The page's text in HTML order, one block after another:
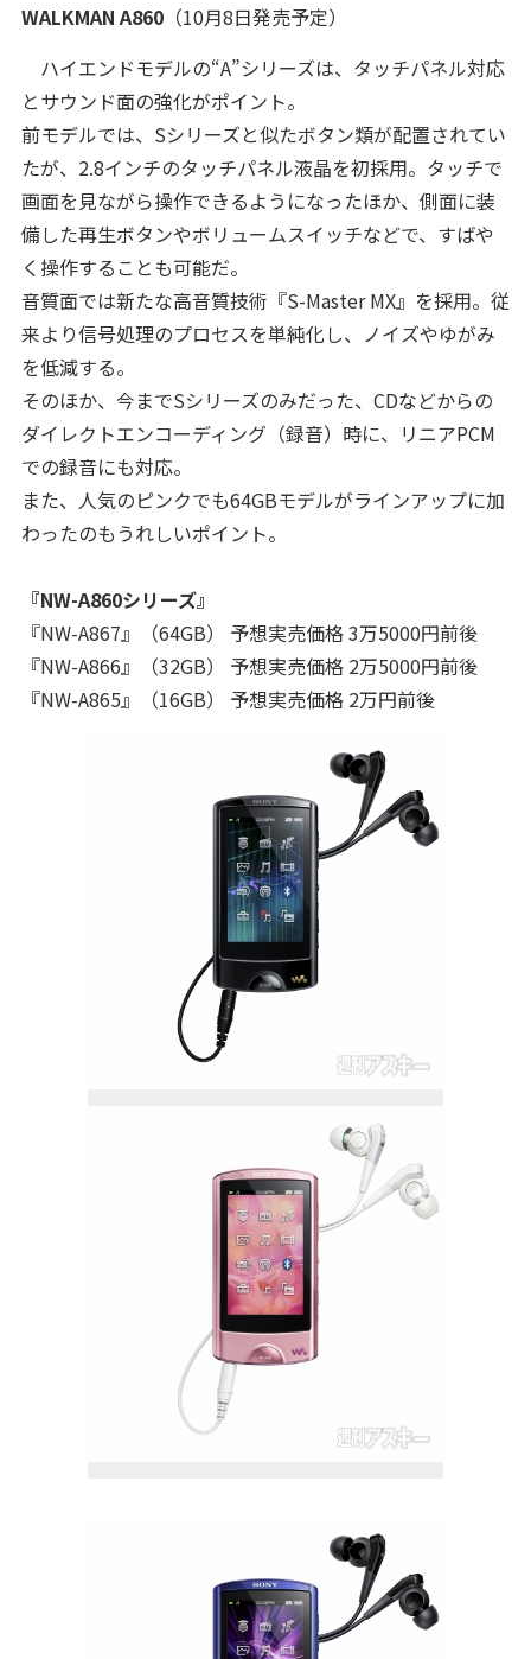
WALKMAN A860（10月8日発売予定）
ハイエンドモデルの“A”シリーズは、タッチパネル対応
とサウンド面の強化がポイント。
前モデルでは、Sシリーズと似たボタン類が配置されてい
たが、2.8インチのタッチパネル液晶を初採用。タッチで
画面を見ながら操作できるようになったほか、側面に装
備した再生ボタンやボリュームスイッチなどで、すばや
く操作することも可能だ。
音質面では新たな高音質技術『S-Master MX』を採用。従
来より信号処理のプロセスを単純化し、ノイズやゆがみ
を低減する。
そのほか、今までSシリーズのみだった、CDなどからの
ダイレクトエンコーディング（録音）時に、リニアPCM
での録音にも対応。
また、人気のピンクでも64GBモデルがラインアップに加
わったのもうれしいポイント。
『NW-A860シリーズ』
『NW-A867』（64GB） 予想実売価格 3万5000円前後
『NW-A866』（32GB） 予想実売価格 2万5000円前後
『NW-A865』（16GB） 予想実売価格 2万円前後